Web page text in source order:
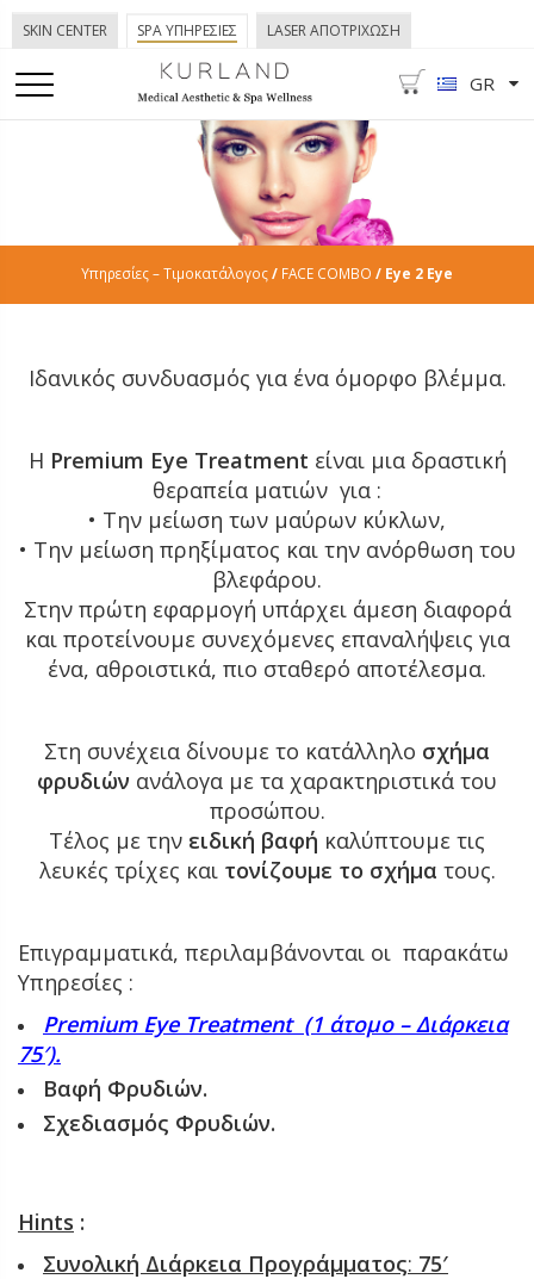
GR
SKIN CENTER SPA ΥΠΗΡΕΣΙΕΣ LASER ΑΠΟΤΡΙΧΩΣΗ
Υπηρεσίες – Τιμοκατάλογος/ FACE COMBO / Eye 2 Eye
Ιδανικός συνδυασμός για ένα όμορφο βλέμμα.
Η Premium Eye Treatment είναι μια δραστική
θεραπεία ματιών για :
• Την μείωση των μαύρων κύκλων,
• Την μείωση πρηξίματος και την ανόρθωση του
βλεφάρου.
Στην πρώτη εφαρμογή υπάρχει άμεση διαφορά
και προτείνουμε συνεχόμενες επαναλήψεις για
ένα, αθροιστικά, πιο σταθερό αποτέλεσμα.
Στη συνέχεια δίνουμε το κατάλληλο σχήμα
φρυδιών ανάλογα με τα χαρακτηριστικά του
προσώπου.
Τέλος με την ειδική βαφή καλύπτουμε τις
λευκές τρίχες και τονίζουμε το σχήμα τους.
Επιγραμματικά, περιλαμβάνονται οι παρακάτω
Υπηρεσίες :
Premium Eye Treatment (1 άτομο – Διάρκεια
75′).
Βαφή Φρυδιών.
Σχεδιασμός Φρυδιών.
Hints :
Συνολική Διάρκεια Προγράμματος: 75′